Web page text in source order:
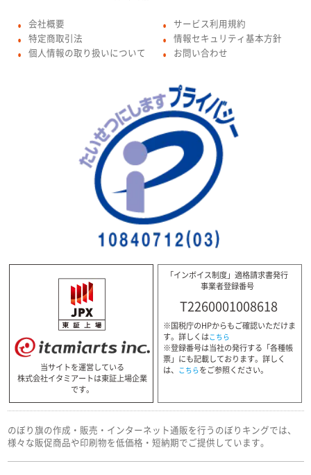
● 会社概要
● 特定商取引法
● 個人情報の取り扱いについて
● サービス利用規約
● 情報セキュリティ基本方針
● お問い合わせ
当サイトを運営している
株式会社イタミアートは東証上場企業
です。
「インボイス制度」適格請求書発行
事業者登録番号
T2260001008618
※国税庁のHPからもご確認いただけま
す。詳しくはこちら
※登録番号は当社の発行する「各種帳
票」にも記載しております。詳しく
は、 こちらをご参照ください。
のぼり旗の作成・販売・インターネット通販を行うのぼりキングでは、
様々な販促商品や印刷物を低価格・短納期でご提供しています。